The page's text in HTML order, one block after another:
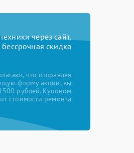
через сайт,
скидка
что отправляя
форму акции, вы
рублей. Купоном
стоимости ремонта